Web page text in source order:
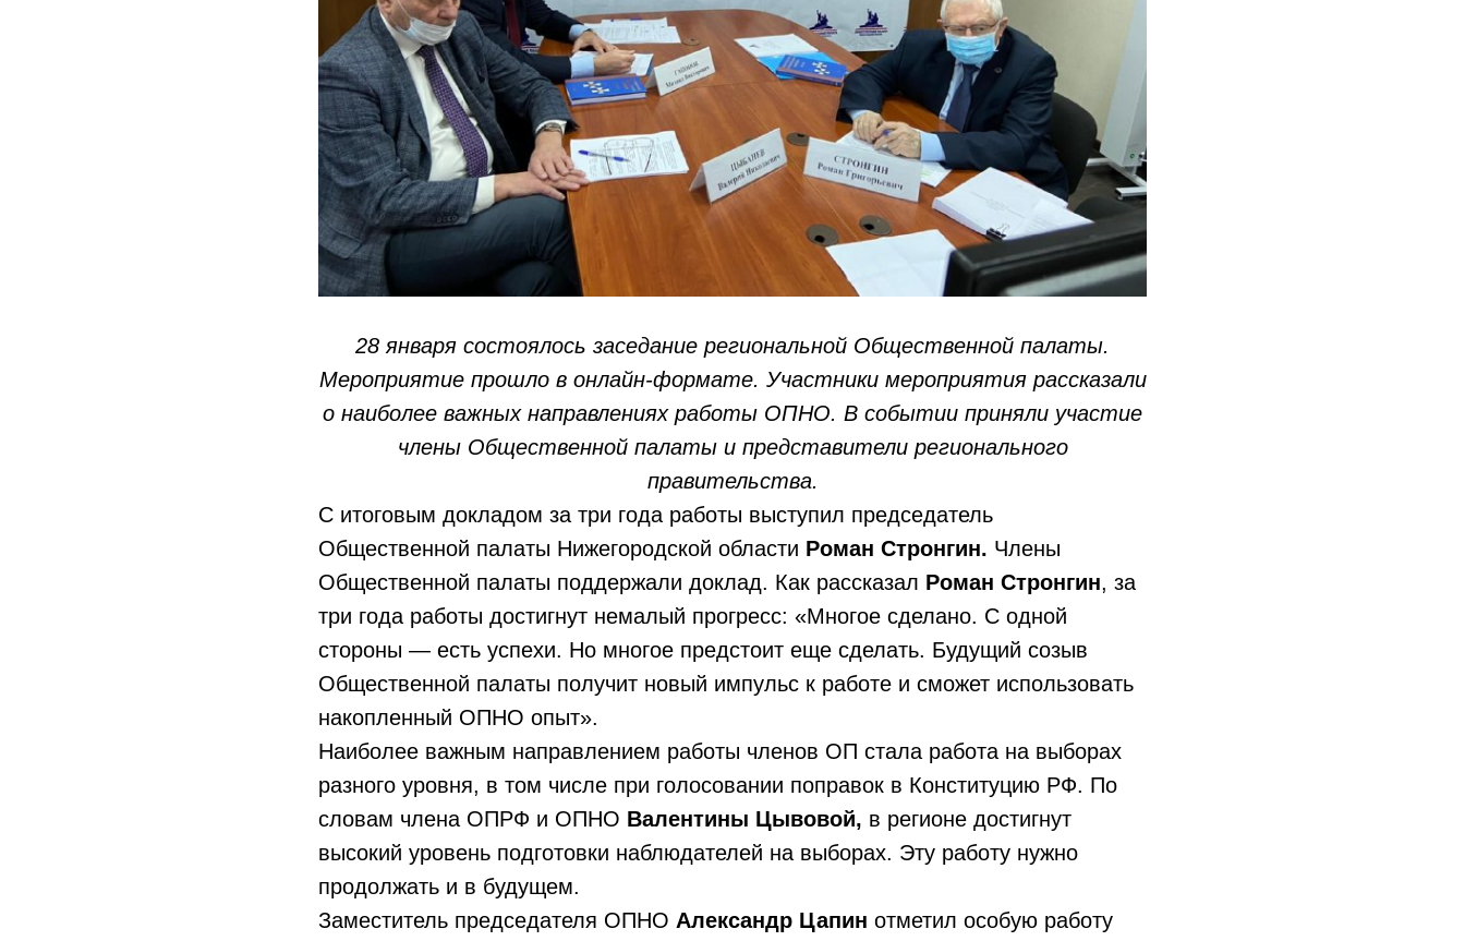
28 января состоялось заседание региональной Общественной палаты.
Мероприятие прошло в онлайн-формате. Участники мероприятия рассказали
о наиболее важных направлениях работы ОПНО. В событии приняли участие
члены Общественной палаты и представители регионального
правительства.
С итоговым докладом за три года работы выступил председатель
Общественной палаты Нижегородской области Роман Стронгин. Члены
Общественной палаты поддержали доклад. Как рассказал Роман Стронгин, за
три года работы достигнут немалый прогресс: «Многое сделано. С одной
стороны — есть успехи. Но многое предстоит еще сделать. Будущий созыв
Общественной палаты получит новый импульс к работе и сможет использовать
накопленный ОПНО опыт».
Наиболее важным направлением работы членов ОП стала работа на выборах
разного уровня, в том числе при голосовании поправок в Конституцию РФ. По
словам члена ОПРФ и ОПНО Валентины Цывовой, в регионе достигнут
высокий уровень подготовки наблюдателей на выборах. Эту работу нужно
продолжать и в будущем.
Заместитель председателя ОПНО Александр Цапин отметил особую работу